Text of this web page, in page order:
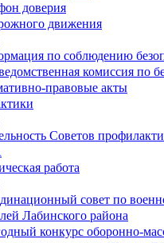
доверия
движения
по соблюдению
комиссия по
правовые акты
Советов
работа
совет по
Лабинского района
конкурс оборонно-